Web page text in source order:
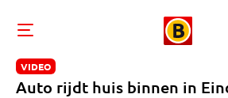
VIDEO
Auto rijdt huis binnen in